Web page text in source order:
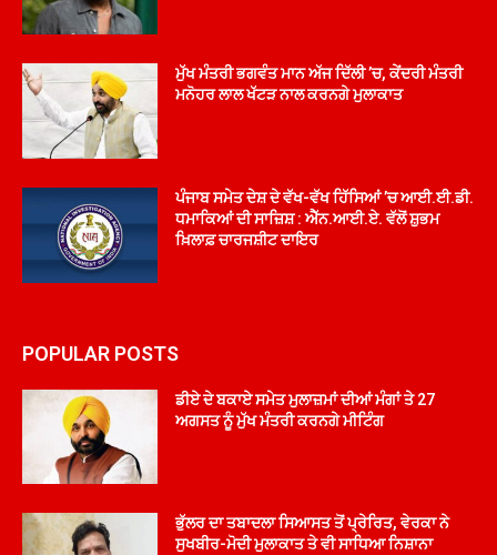
ਮੁੱਖ ਮੰਤਰੀ ਭਗਵੰਤ ਮਾਨ ਅੱਜ ਦਿੱਲੀ ’ਚ, ਕੇਂਦਰੀ ਮੰਤਰੀ
ਮਨੋਹਰ ਲਾਲ ਖੱਟੜ ਨਾਲ ਕਰਨਗੇ ਮੁਲਾਕਾਤ
ਪੰਜਾਬ ਸਮੇਤ ਦੇਸ਼ ਦੇ ਵੱਖ-ਵੱਖ ਹਿੱਸਿਆਂ ’ਚ ਆਈ.ਈ.ਡੀ.
ਧਮਾਕਿਆਂ ਦੀ ਸਾਜ਼ਿਸ਼ : ਐੱਨ.ਆਈ.ਏ. ਵੱਲੋਂ ਸ਼ੁਭਮ
ਖ਼ਿਲਾਫ਼ ਚਾਰਜਸ਼ੀਟ ਦਾਇਰ
POPULAR POSTS
ਡੀਏ ਦੇ ਬਕਾਏ ਸਮੇਤ ਮੁਲਾਜ਼ਮਾਂ ਦੀਆਂ ਮੰਗਾਂ ਤੇ 27
ਅਗਸਤ ਨੂੰ ਮੁੱਖ ਮੰਤਰੀ ਕਰਨਗੇ ਮੀਟਿੰਗ
ਭੁੱਲਰ ਦਾ ਤਬਾਦਲਾ ਸਿਆਸਤ ਤੋਂ ਪ੍ਰੇਰਿਤ, ਵੇਰਕਾ ਨੇ
ਸੁਖਬੀਰ-ਮੋਦੀ ਮੁਲਾਕਾਤ ਤੇ ਵੀ ਸਾਧਿਆ ਨਿਸ਼ਾਨਾ